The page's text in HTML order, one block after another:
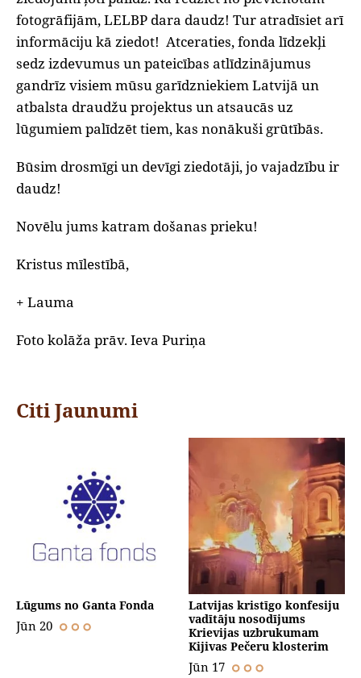
fotogrāfijām, LELBP dara daudz! Tur atradīsiet arī
informāciju kā ziedot! Atceraties, fonda līdzekļi
sedz izdevumus un pateicības atlīdzinājumus
gandrīz visiem mūsu garīdzniekiem Latvijā un
atbalsta draudžu projektus un atsaucās uz
lūgumiem palīdzēt tiem, kas nonākuši grūtībās.
Būsim drosmīgi un devīgi ziedotāji, jo vajadzību ir
daudz!
Novēlu jums katram došanas prieku!
Kristus mīlestībā,
+ Lauma
Foto kolāža prāv. Ieva Puriņa
Citi Jaunumi
Lūgums no Ganta Fonda
Jūn 20
Latvijas kristīgo konfesiju
vadītāju nosodījums
Krievijas uzbrukumam
Kijivas Pečeru klosterim
Jūn 17